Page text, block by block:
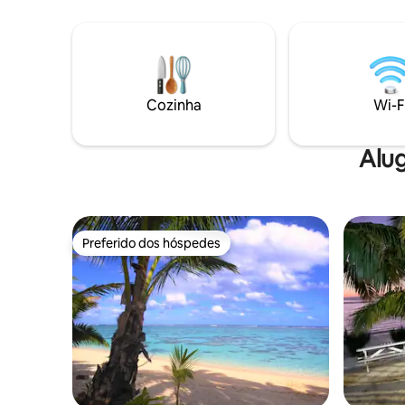
praia em pé livre em frente à praia bach =
caiaques, equipamento de snorkel =
CARRAPATO. Super popular com mais de
pé até os famosos passeios de
sobre o
pessoas
Cozinha Wi-
Preferido dos hóspedes
Preferido dos hóspedes